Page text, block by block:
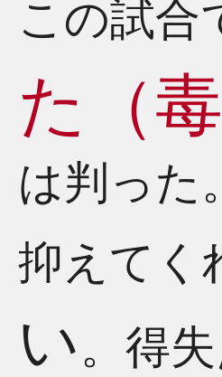
この試合
た（毒
は判った
抑えてく
い。得